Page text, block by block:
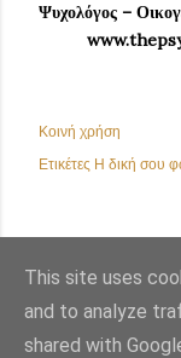
Ψυχολόγος –
Κοινή χρήση
Ετικέτες Η δική σου
This site uses
and to analyze
shared with